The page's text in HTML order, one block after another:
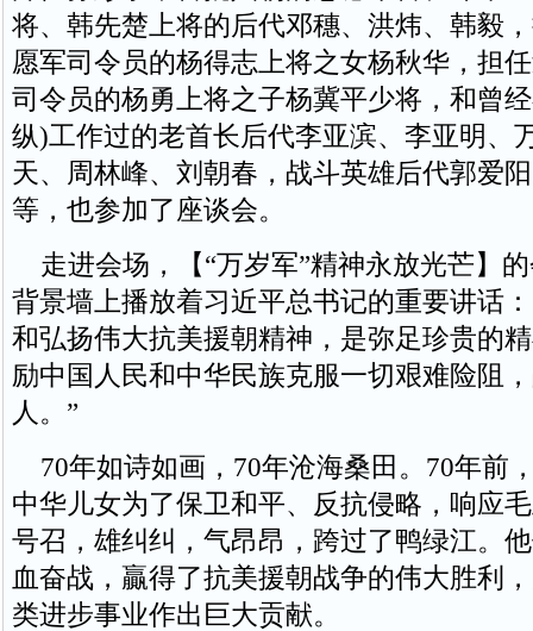
将、韩先楚上将的后代邓穗、洪炜、韩毅
愿军司令员的杨得志上将之女杨秋华，担
司令员的杨勇上将之子杨冀平少将，和曾
纵)工作过的老首长后代李亚滨、李亚明、
天、周林峰、刘朝春，战斗英雄后代郭爱
等，也参加了座谈会。
走进会场，【“万岁军”精神永放光芒】
背景墙上播放着习近平总书记的重要讲话
和弘扬伟大抗美援朝精神，是弥足珍贵的
励中国人民和中华民族克服一切艰难险阻
人。”
70年如诗如画，70年沧海桑田。70年前
中华儿女为了保卫和平、反抗侵略，响应
号召，雄纠纠，气昂昂，跨过了鸭绿江。
血奋战，贏得了抗美援朝战争的伟大胜利
类进步事业作出巨大贡献。